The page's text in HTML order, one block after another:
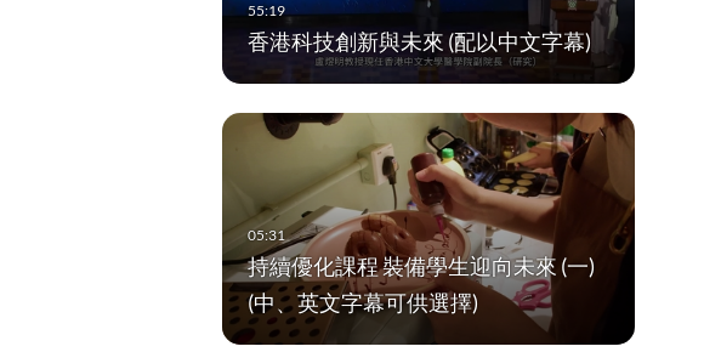
香港科技創新與未來 (配以中文字幕)
持續優化課程 裝備學生迎向未來 (一)
(中、英文字幕可供選擇)